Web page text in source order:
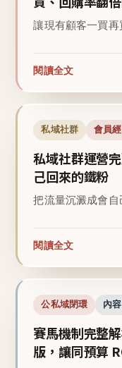
讓現有顧客一買再
閱讀全文
私域社群 會員
私域社群運營
己回來的鐵粉
把流量沉澱成會自
閱讀全文
公私域閉環 內
賽馬機制完整
版，讓同預算